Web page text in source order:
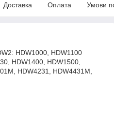
Доставка Оплата Умови
HDW1000, HDW1100
HDW1400, HDW1500,
HDW4231, HDW4431M,